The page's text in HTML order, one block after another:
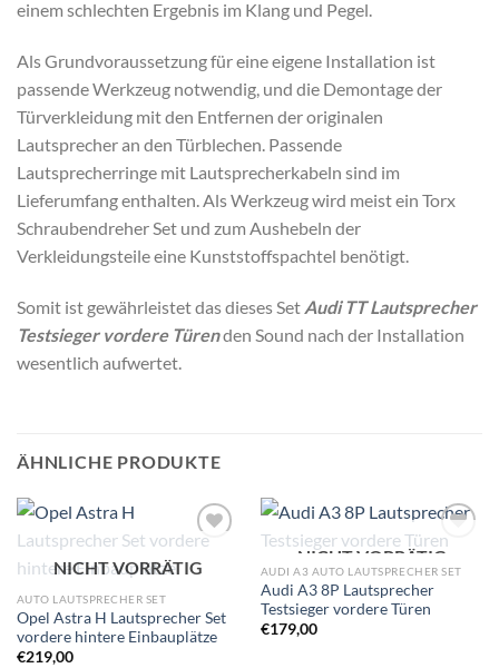
einem schlechten Ergebnis im Klang und Pegel.
Als Grundvoraussetzung für eine eigene Installation ist
passende Werkzeug notwendig, und die Demontage der
Türverkleidung mit den Entfernen der originalen
Lautsprecher an den Türblechen. Passende
Lautsprecherringe mit Lautsprecherkabeln sind im
Lieferumfang enthalten. Als Werkzeug wird meist ein Torx
Schraubendreher Set und zum Aushebeln der
Verkleidungsteile eine Kunststoffspachtel benötigt.
Somit ist gewährleistet das dieses Set Audi TT Lautsprecher
Testsieger vordere Türenden Sound nach der Installation
wesentlich aufwertet.
ÄHNLICHE PRODUKTE
Wunschliste
NICHT VORRÄTIG
AUTO LAUTSPRECHER SET
Opel Astra H Lautsprecher Set
vordere hintere Einbauplätze
€219,00
Zu
Wunschliste
hinzufügen
NICHT VORRÄTIG
AUDI A3 AUTO LAUTSPRECHER SET
Audi A3 8P Lautsprecher
Testsieger vordere Türen
€179,00